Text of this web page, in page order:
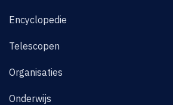
Encyclopedie
Telescopen
Organisaties
Onderwijs